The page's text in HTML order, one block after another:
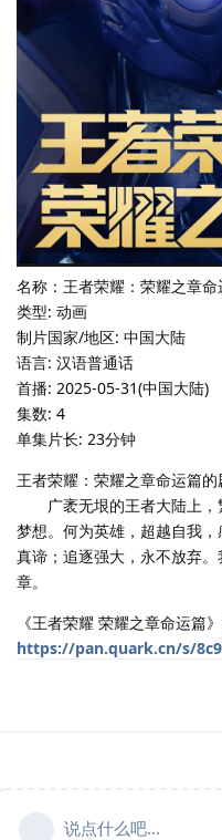
名称：王者荣耀：荣耀之章命
类型: 动画
制片国家/地区: 中国大陆
语言: 汉语普通话
首播: 2025-05-31(中国大陆)
集数: 4
单集片长: 23分钟
王者荣耀：荣耀之章命运篇的
广袤无垠的王者大陆上，
梦想。何为英雄，超越自我
真谛；追逐强大，永不放弃
章。
《王者荣耀 荣耀之章命运篇
https://pan.quark.cn/s/
说点什么吧...